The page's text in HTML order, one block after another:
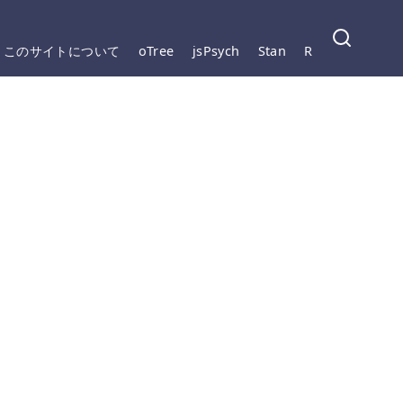
このサイトについて oTree jsPsych Stan R